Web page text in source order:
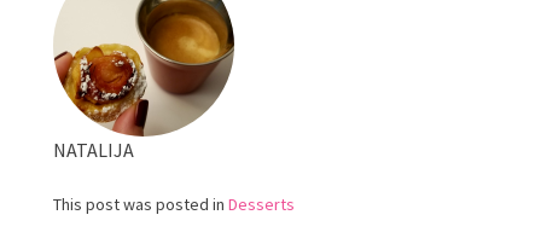
NATALIJA
This post was posted in Desserts